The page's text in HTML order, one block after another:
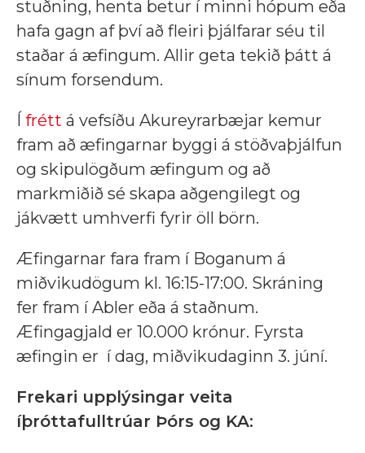
stuðning, henta betur í minni hópum eða
hafa gagn af því að fleiri þjálfarar séu til
staðar á æfingum. Allir geta tekið þátt á
sínum forsendum.
Í frétt á vefsíðu Akureyrarbæjar kemur
fram að æfingarnar byggi á stöðvaþjálfun
og skipulögðum æfingum og að
markmiðið sé skapa aðgengilegt og
jákvætt umhverfi fyrir öll börn.
Æfingarnar fara fram í Boganum á
miðvikudögum kl. 16:15-17:00. Skráning
fer fram í Abler eða á staðnum.
Æfingagjald er 10.000 krónur. Fyrsta
æfingin er í dag, miðvikudaginn 3. júní.
Frekari upplýsingar veita
íþróttafulltrúar Þórs og KA: